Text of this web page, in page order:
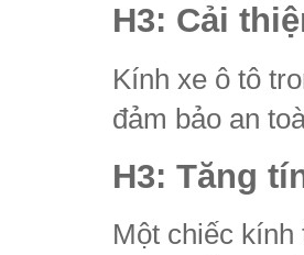
H3: Cải
Kính xe ô tô
đảm bảo an
H3: Tăng
Một chiếc